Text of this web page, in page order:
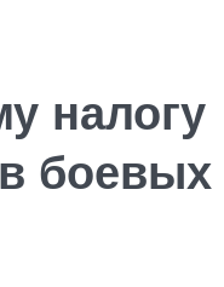
налогу
боевых